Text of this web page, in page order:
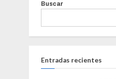
Buscar
Entradas recientes